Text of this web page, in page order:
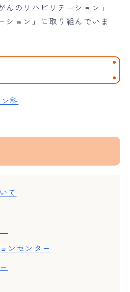
んのリハビリテーション」
ション」に取り組んでいま
科
て
ンセンター